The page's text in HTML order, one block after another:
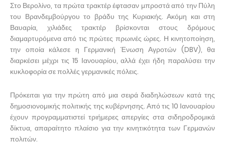
Στο Βερολίνο, τα πρώτα τρακτέρ έφτασαν μπροστά από την Πύλη
του Βρανδεμβούργου το βράδυ της Κυριακής. Ακόμη και στη
Βαυαρία, χιλιάδες τρακτέρ βρίσκονται στους δρόμους
διαμαρτυρόμενα από τις πρώτες πρωινές ώρες. Η κινητοποίηση,
την οποία κάλεσε η Γερμανική Ένωση Αγροτών (DBV), θα
διαρκέσει μέχρι τις 15 Ιανουαρίου, αλλά έχει ήδη παραλύσει την
κυκλοφορία σε πολλές γερμανικές πόλεις.
Πρόκειται για την πρώτη από μια σειρά διαδηλώσεων κατά της
δημοσιονομικής πολιτικής της κυβέρνησης. Από τις 10 Ιανουαρίου
έχουν προγραμματιστεί τριήμερες απεργίες στα σιδηροδρομικά
δίκτυα, απαραίτητο πλαίσιο για την κινητικότητα των Γερμανών
πολιτών.